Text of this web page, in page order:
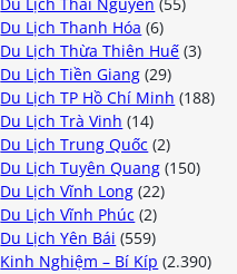
Du Lịch Thanh Hóa (6)
Du Lịch Thừa Thiên Huế (3)
Du Lịch Tiền Giang (29)
Du Lịch TP Hồ Chí Minh (188)
Du Lịch Trà Vinh (14)
Du Lịch Trung Quốc (2)
Du Lịch Tuyên Quang (150)
Du Lịch Vĩnh Long (22)
Du Lịch Vĩnh Phúc (2)
Du Lịch Yên Bái (559)
Kinh Nghiệm – Bí Kíp (2.390)